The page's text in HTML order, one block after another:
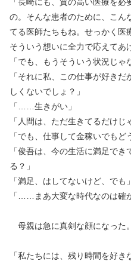
の。そんな患者のために、こん
てる医師たちもね。せっかく医
そういう想いに全力で応えてあ
「でも、もうそういう状況じゃ
「それに私、この仕事が好き
しくないでしょ？」
「……生きがい」
「人間は、ただ生きてるだけじ
「でも、仕事して金稼いでも
「俊吾は、今の生活に満足で
る？」
「満足、はしてないけど、でも」
「……まあ大変な時代なのは確
母親は急に真剣な顔になった。
「私たちには、残り時間を好